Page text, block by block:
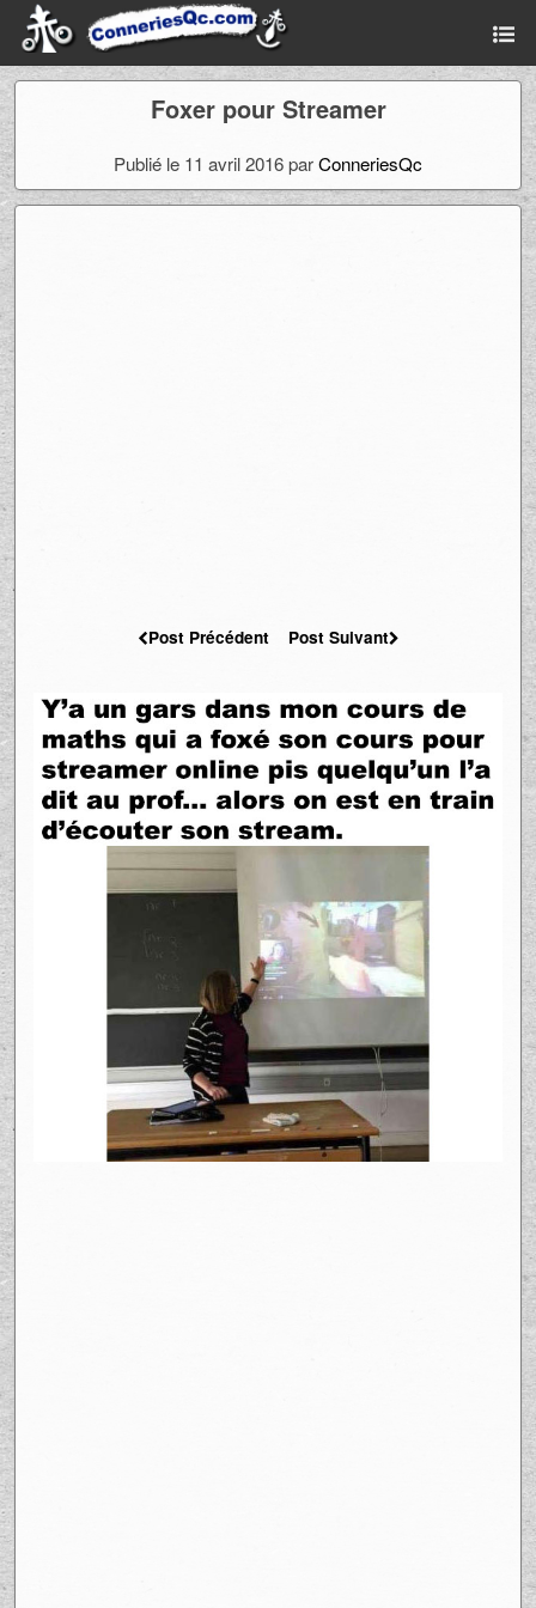
Foxer pour Streamer
Publié le 11 avril 2016 parConneriesQc
Post Précédent Post Suivant